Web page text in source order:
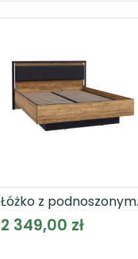
Łóżko z podnoszonym
wkładem HAYATO
HYTL1162B
2 349,00 zł